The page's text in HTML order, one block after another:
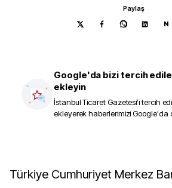
Paylaş
N
Google'da bizi tercih
ekleyin
İstanbul Ticaret Gazetesi'i tercih
ekleyerek haberlerimizi Google'da
Türkiye Cumhuriyet Merkez Bankası (TCMB),